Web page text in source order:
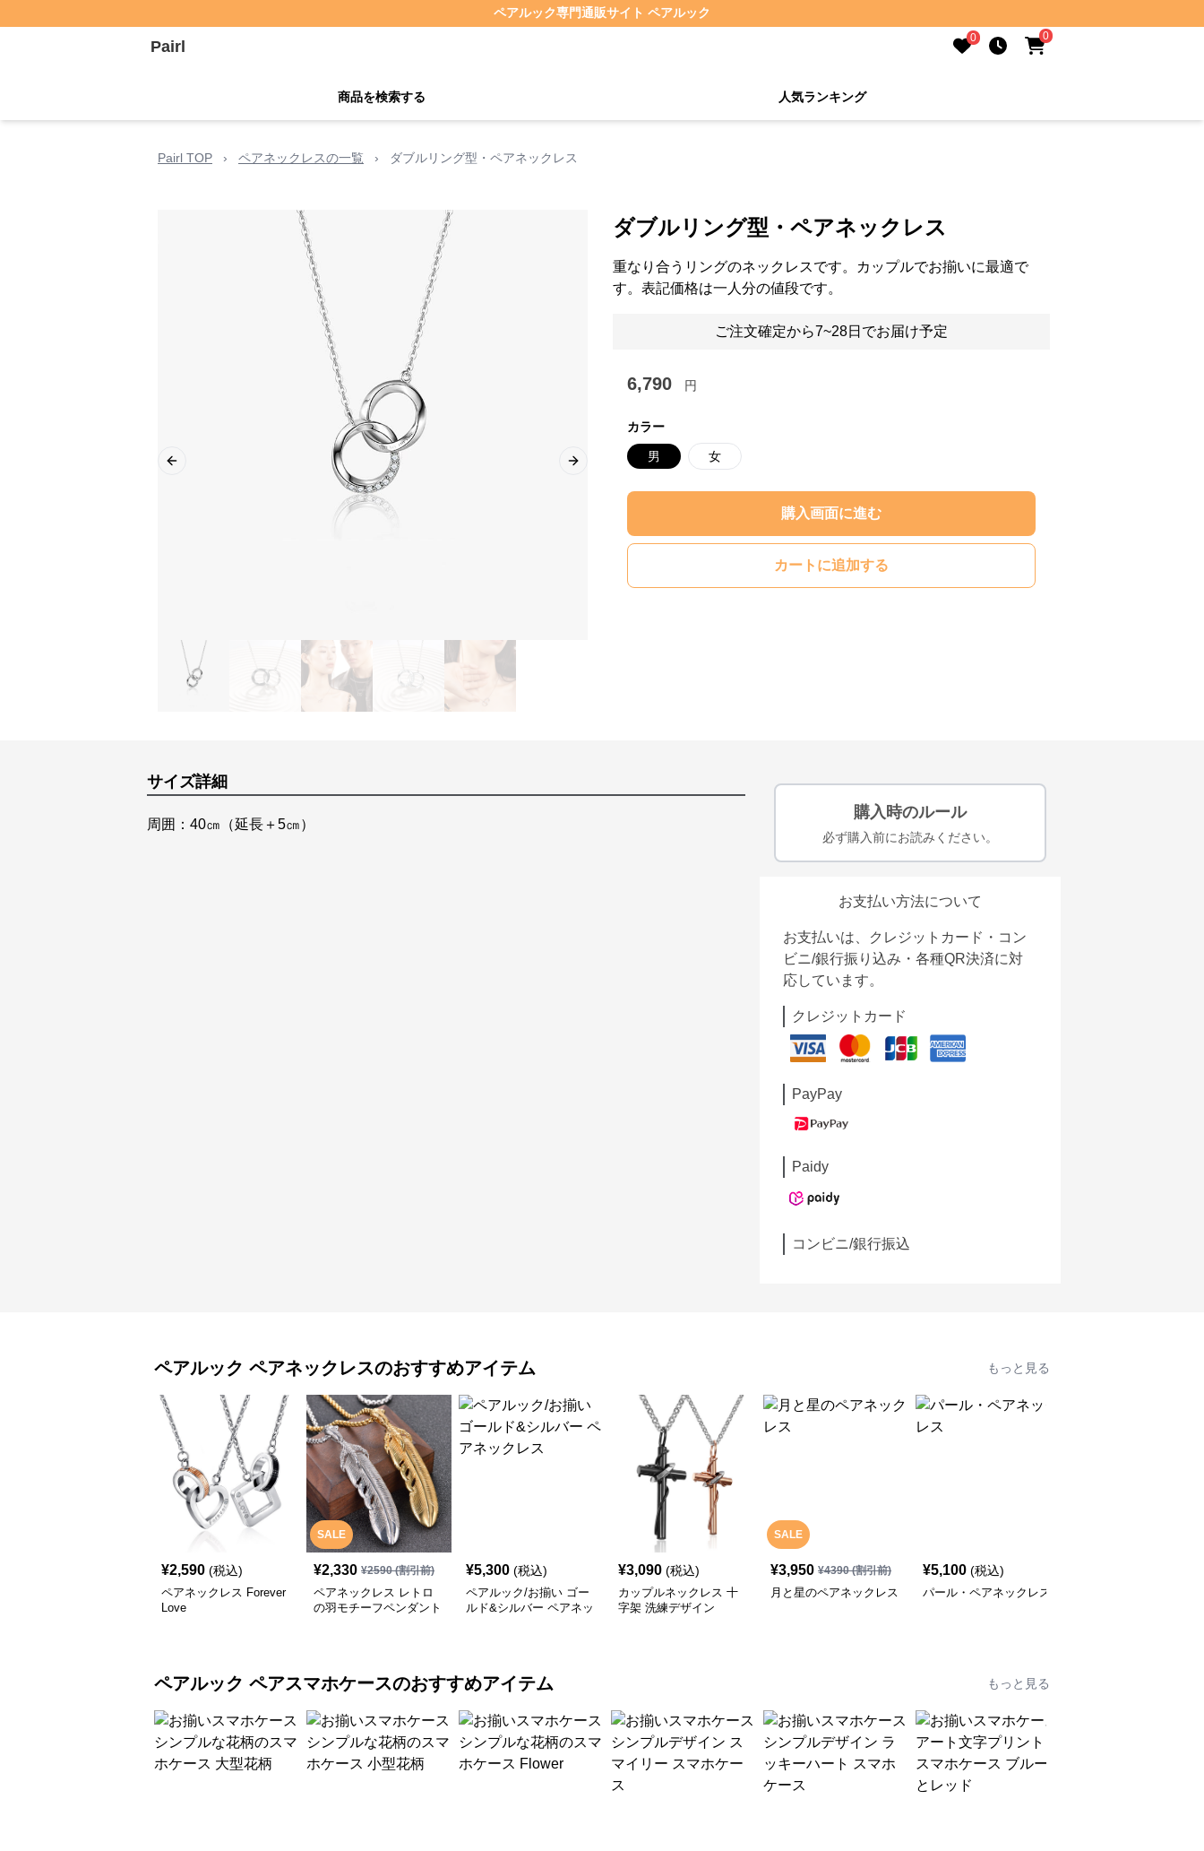
ペアルック専門通販サイト ペアルック
Pairl 0 0
商品を検索する 人気ランキング
Pairl TOP › ペアネックレスの一覧 › ダブルリング型・ペアネックレス
Previous slide Next slide
ダブルリング型・ペアネックレス
重なり合うリングのネックレスです。カップルでお揃いに最適で
す。表記価格は一人分の値段です。
ご注文確定から7~28日でお届け予定
6,790 円
カラー
男 女
購入画面に進む
カートに追加する
サイズ詳細
周囲：40㎝（延長＋5㎝）
購入時のルール
必ず購入前にお読みください。
お支払い方法について
お支払いは、クレジットカード・コン
ビニ/銀行振り込み・各種QR決済に対
応しています。
クレジットカード
PayPay
Paidy
コンビニ/銀行振込
ペアルック ペアネックレスのおすすめアイテム もっと見る
¥2,590 (税込)
ペアネックレス Forever
Love
SALE
¥2,330 ¥2590(割引前)
ペアネックレス レトロ
の羽モチーフペンダント
¥5,300 (税込)
ペアルック/お揃い ゴー
ルド&シルバー ペアネッ
¥3,090 (税込)
カップルネックレス 十
字架 洗練デザイン
SALE
¥3,950 ¥4390(割引前)
月と星のペアネックレス
¥5,100 (税込)
パール・ペアネックレス
ペアルック ペアスマホケースのおすすめアイテム もっと見る